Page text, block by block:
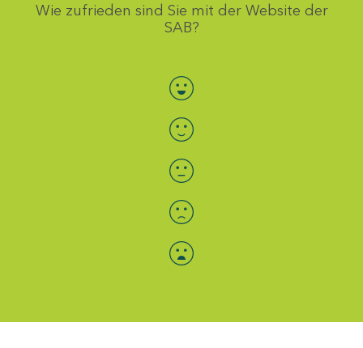
Wie zufrieden sind Sie mit der Website der
SAB?
Bewertung auswählen